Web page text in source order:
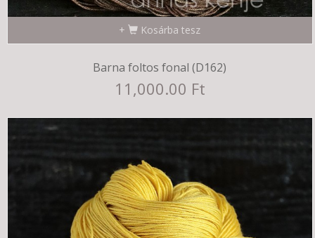
Kosárba tesz
Barna foltos fonal (D162)
11,000.00 Ft